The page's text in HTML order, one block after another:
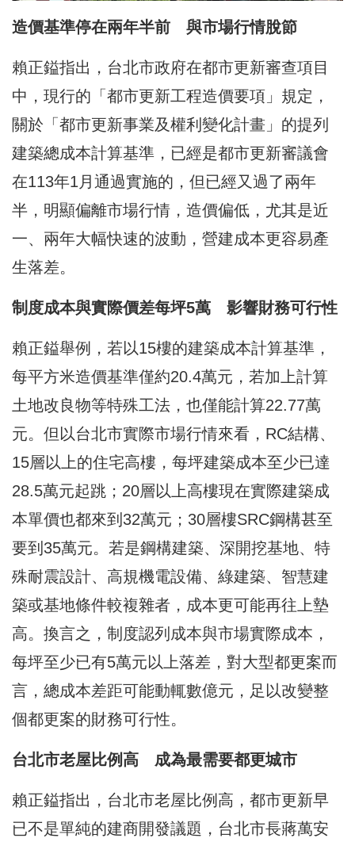
造價基準停在兩年半前 與市場行情脫節
賴正鎰指出，台北市政府在都市更新審查項目
中，現行的「都市更新工程造價要項」規定，
關於「都市更新事業及權利變化計畫」的提列
建築總成本計算基準，已經是都市更新審議會
在113年1月通過實施的，但已經又過了兩年
半，明顯偏離市場行情，造價偏低，尤其是近
一、兩年大幅快速的波動，營建成本更容易產
生落差。
制度成本與實際價差每坪5萬 影響財務可行性
賴正鎰舉例，若以15樓的建築成本計算基準，
每平方米造價基準僅約20.4萬元，若加上計算
土地改良物等特殊工法，也僅能計算22.77萬
元。但以台北市實際市場行情來看，RC結構、
15層以上的住宅高樓，每坪建築成本至少已達
28.5萬元起跳；20層以上高樓現在實際建築成
本單價也都來到32萬元；30層樓SRC鋼構甚至
要到35萬元。若是鋼構建築、深開挖基地、特
殊耐震設計、高規機電設備、綠建築、智慧建
築或基地條件較複雜者，成本更可能再往上墊
高。換言之，制度認列成本與市場實際成本，
每坪至少已有5萬元以上落差，對大型都更案而
言，總成本差距可能動輒數億元，足以改變整
個都更案的財務可行性。
台北市老屋比例高 成為最需要都更城市
賴正鎰指出，台北市老屋比例高，都市更新早
已不是單純的建商開發議題，台北市長蔣萬安